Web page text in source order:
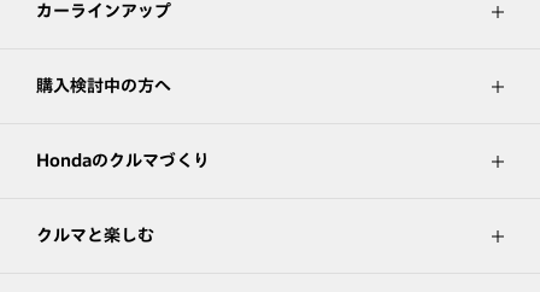
カーラインアップ
購入検討中の方へ
Hondaのクルマづくり
クルマと楽しむ